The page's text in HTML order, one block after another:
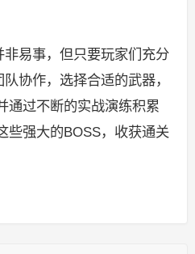
易事，但只要玩家们充分
协作，选择合适的武器，
通过不断的实战演练积累
些强大的BOSS，收获通关